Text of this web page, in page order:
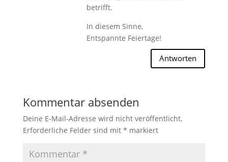
betrifft.
In diesem Sinne,
Entspannte Feiertage!
Antworten
Kommentar absenden
Deine E-Mail-Adresse wird nicht veröffentlicht.
Erforderliche Felder sind mit * markiert